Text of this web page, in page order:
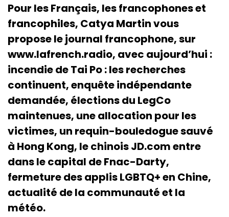
Pour les Français, les francophones et
francophiles, Catya Martin vous
propose le journal francophone, sur
www.lafrench.radio, avec aujourd’hui :
incendie de Tai Po : les recherches
continuent, enquête indépendante
demandée, élections du LegCo
maintenues, une allocation pour les
victimes, un requin-bouledogue sauvé
à Hong Kong, le chinois JD.com entre
dans le capital de Fnac-Darty,
fermeture des applis LGBTQ+ en Chine,
actualité de la communauté et la
météo.